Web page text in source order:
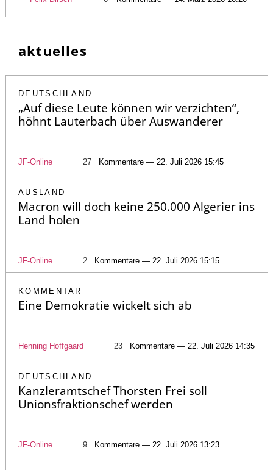
aktuelles
DEUTSCHLAND
„Auf diese Leute können wir verzichten“,
höhnt Lauterbach über Auswanderer
JF-Online 27 Kommentare — 22. Juli 2026 15:45
AUSLAND
Macron will doch keine 250.000 Algerier ins
Land holen
JF-Online 2 Kommentare — 22. Juli 2026 15:15
KOMMENTAR
Eine Demokratie wickelt sich ab
Henning Hoffgaard 23 Kommentare — 22. Juli 2026 14:35
DEUTSCHLAND
Kanzleramtschef Thorsten Frei soll
Unionsfraktionschef werden
JF-Online 9 Kommentare — 22. Juli 2026 13:23